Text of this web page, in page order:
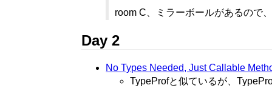
room C、ミラーボールがあるので
Day 2
No Types Needed, Just Callable
TypeProfと似ているが、